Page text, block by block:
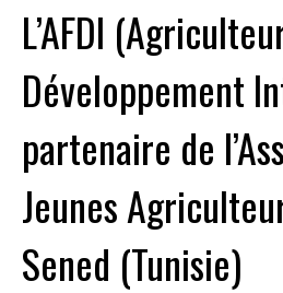
L’AFDI
Développement
partenaire de
Jeunes
Sened (Tunisie)